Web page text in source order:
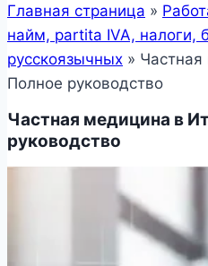
Главная страница »
найм, partita IVA, налоги,
русскоязычных »
Полное руководство
Частная медицина в
руководство